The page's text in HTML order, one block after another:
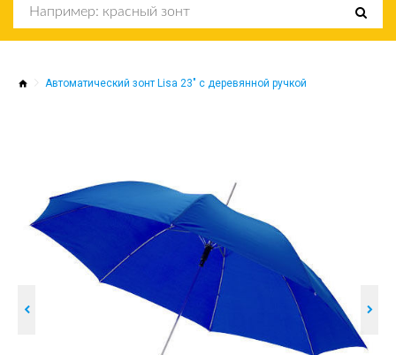
Автоматический зонт Lisa 23" с деревянной ручкой